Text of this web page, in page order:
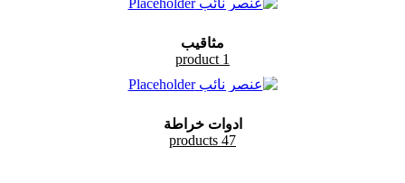
مثاقيب
1 product
ادوات خراطة
47 products